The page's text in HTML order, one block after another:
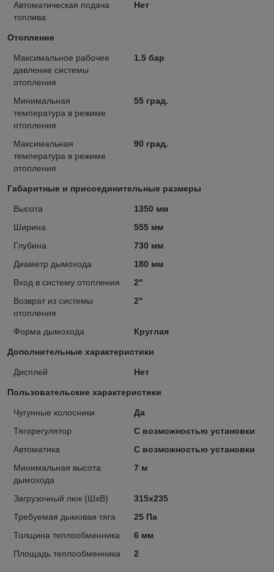
Автоматическая подача
топлива
Нет
Отопление
Максимальное рабочее
давление системы
отопления
1.5 бар
Минимальная
температура в режиме
отопления
55 град.
Максимальная
температура в режиме
отопления
90 град.
Габаритные и присоединительные размеры
Высота
1350 мм
Ширина
555 мм
Глубина
730 мм
Диаметр дымохода
180 мм
Вход в систему отопления
2"
Возврат из системы
отопления
2"
Форма дымохода Круглая
Дополнительные характеристики
Дисплей Нет
Пользовательские характеристики
Чугунные колосники
Да
Тягорегулятор
С возможностью установки
Автоматика
С возможностью установки
Минимальная высота
дымохода
7 м
Загрузочный люк (ШxВ)
315x235
Требуемая дымовая тяга
25 Па
Толщина теплообменника
6 мм
Площадь теплообменника
2